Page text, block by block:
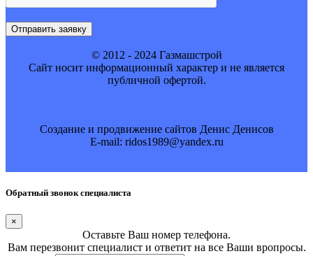
Отправить заявку
© 2012 - 2024 Газмашстрой
Cайт носит информационный характер и не является
публичной офертой.
Создание и продвижение сайтов Денис Денисов
E-mail: ridos1989@yandex.ru
Обратный звонок специалиста
×
Оставьте Ваш номер телефона.
Вам перезвонит специалист и ответит на все Ваши вропросы.